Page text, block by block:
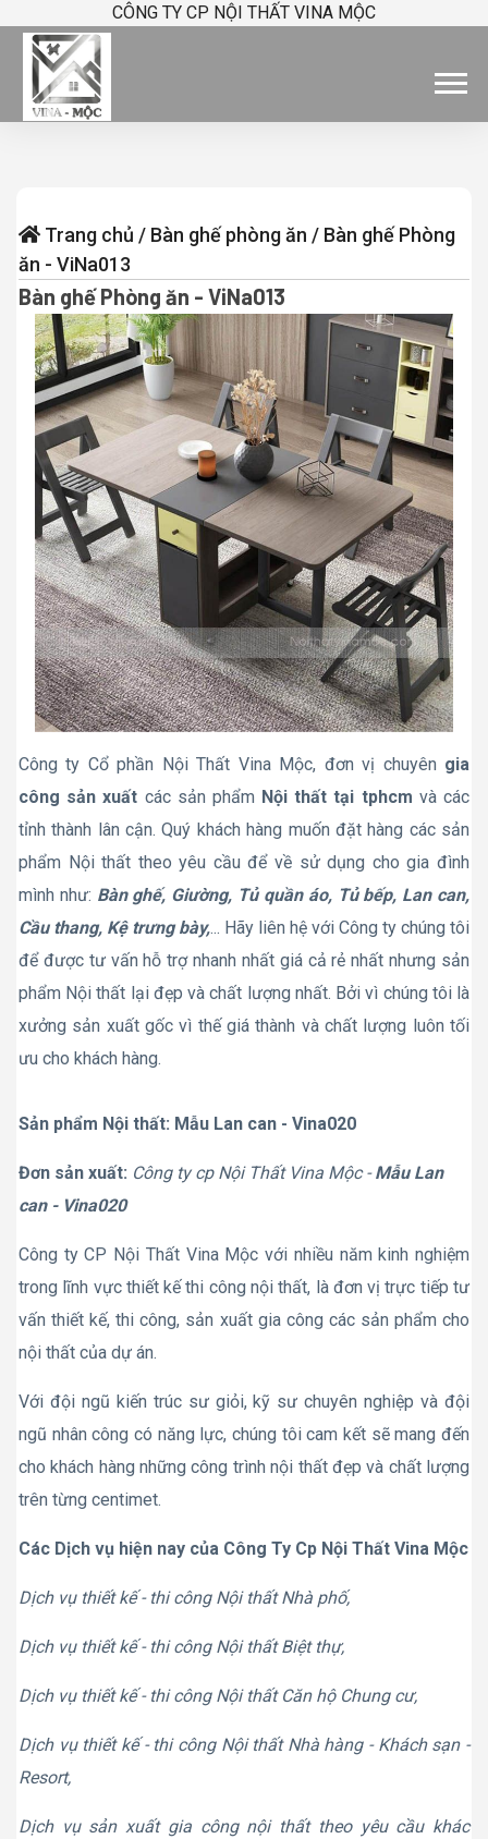
CÔNG TY CP NỘI THẤT VINA MỘC
Trang chủ / Bàn ghế phòng ăn / Bàn ghế Phòng
ăn - ViNa013
Bàn ghế Phòng ăn - ViNa013
Công ty Cổ phần Nội Thất Vina Mộc, đơn vị chuyên gia
công sản xuất các sản phẩm Nội thất tại tphcm và các
tỉnh thành lân cận. Quý khách hàng muốn đặt hàng các sản
phẩm Nội thất theo yêu cầu để về sử dụng cho gia đình
mình như: Bàn ghế, Giường, Tủ quần áo, Tủ bếp, Lan can,
Cầu thang, Kệ trưng bày,... Hãy liên hệ với Công ty chúng tôi
để được tư vấn hỗ trợ nhanh nhất giá cả rẻ nhất nhưng sản
phẩm Nội thất lại đẹp và chất lượng nhất. Bởi vì chúng tôi là
xưởng sản xuất gốc vì thế giá thành và chất lượng luôn tối
ưu cho khách hàng.
Sản phẩm Nội thất: Mẫu Lan can - Vina020
Đơn sản xuất: Công ty cp Nội Thất Vina Mộc -Mẫu Lan
can - Vina020
Công ty CP Nội Thất Vina Mộc với nhiều năm kinh nghiệm
trong lĩnh vực thiết kế thi công nội thất, là đơn vị trực tiếp tư
vấn thiết kế, thi công, sản xuất gia công các sản phẩm cho
nội thất của dự án.
Với đội ngũ kiến trúc sư giỏi, kỹ sư chuyên nghiệp và đội
ngũ nhân công có năng lực, chúng tôi cam kết sẽ mang đến
cho khách hàng những công trình nội thất đẹp và chất lượng
trên từng centimet.
Các Dịch vụ hiện nay của Công Ty Cp Nội Thất Vina Mộc
Dịch vụ thiết kế - thi công Nội thất Nhà phố,
Dịch vụ thiết kế - thi công Nội thất Biệt thự,
Dịch vụ thiết kế - thi công Nội thất Căn hộ Chung cư,
Dịch vụ thiết kế - thi công Nội thất Nhà hàng - Khách sạn -
Resort,
Dịch vụ sản xuất gia công nội thất theo yêu cầu khác